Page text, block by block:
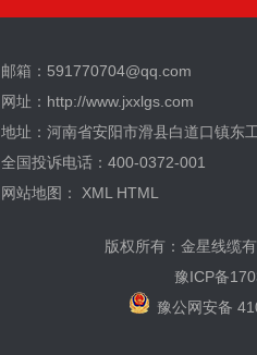
邮箱：591770704@qq.com
网址：http://www.jxxlgs.com
地址：河南省安阳市滑县白道口镇东
全国投诉电话：400-0372-001
网站地图： XML HTML
版权所有：金星线缆
豫ICP备
豫公网安备